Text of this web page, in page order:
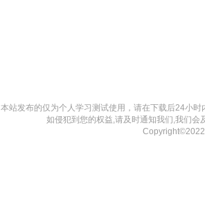
本站发布的仅为个人学习测试使用，请在下载后24小
如侵犯到您的权益,请及时通知我们,我们